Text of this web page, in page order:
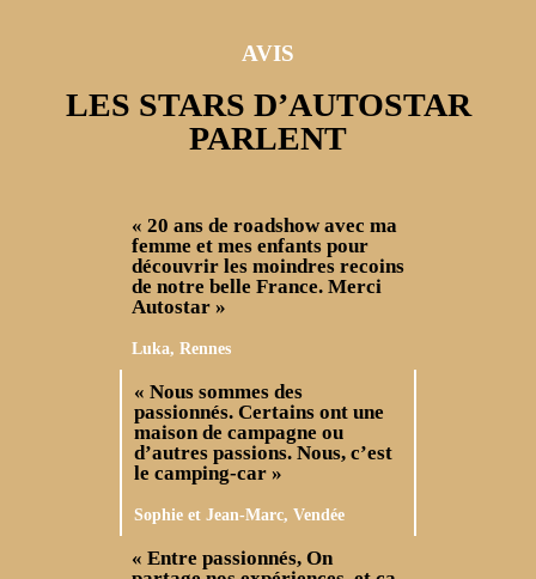
AVIS
LES STARS D’AUTOSTAR
PARLENT
« 20 ans de roadshow avec ma
femme et mes enfants pour
découvrir les moindres recoins
de notre belle France. Merci
Autostar »
Luka, Rennes
« Nous sommes des
passionnés. Certains ont une
maison de campagne ou
d’autres passions. Nous, c’est
le camping-car »
Sophie et Jean-Marc, Vendée
« Entre passionnés, On